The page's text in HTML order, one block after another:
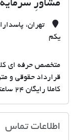
مشاورِ
تهران،
یکم
متخصص حرفه ای
قرارداد حقوقی و
کاملا رایگان ٢٤ ساعته
اطلاعات تماس